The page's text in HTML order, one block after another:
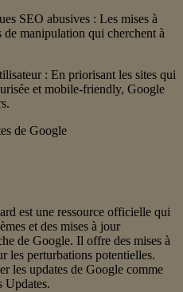
SEO abusives : Les mises à
manipulation qui cherchent à
: En priorisant les sites qui
et mobile-friendly, Google
de Google
est une ressource officielle qui
et des mises à jour
de Google. Il offre des mises à
les perturbations potentielles.
les updates de Google comme
Updates.